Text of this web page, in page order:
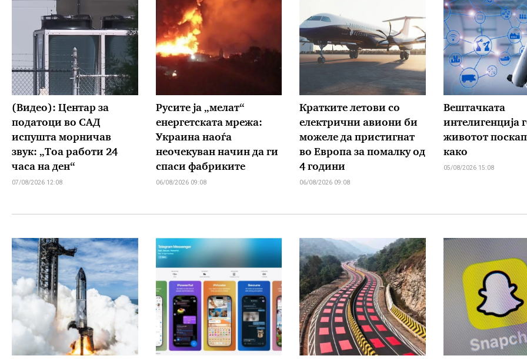
(Видео): Центар за
податоци во САД
испушта морничав
звук: „Тоа работи 24
часа на ден“
07/08/2026 12:08
Русите ја „мелат“
енергетската мрежа:
Украина наоѓа
неочекуван начин да ги
спаси фабриките
06/08/2026 09:08
Кратките летови со
електрични авиони би
можеле да пристигнат
во Европа за помалку од
4 години
06/08/2026 09:08
Вештачката
интелигенција
животот
како
05/08/2026 15:08